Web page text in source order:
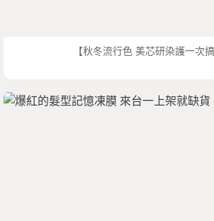
【秋冬流行色 美芯研染護一次搞